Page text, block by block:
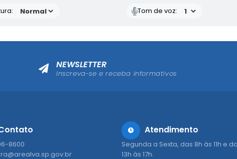
Tom de voz:
8600
Atendimento
Segunda a Sexta, das 8h às 11h e
13h às 17h.
NEWSLETTER
Inscreva-se e receba informativos